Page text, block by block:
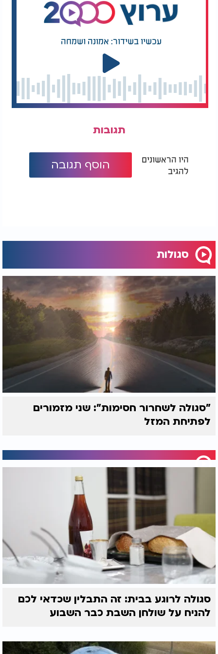
בכך נוכל להבטיח לעצמנו וליקירנו את השמירה
המובטחת ולזכות בכל הישועות וההבטחות שחז"ל
עכשיו בשידור: אמונה ושמחה
תגובות
היו הראשונים
להגיב
הוסף תגובה
סגולות
"סגולה לשחרור חסימות": שני מזמורים
לפתיחת המזל
סגולה לרוגע בבית: זה התבלין שכדאי לכם
להניח על שולחן השבת כבר השבוע